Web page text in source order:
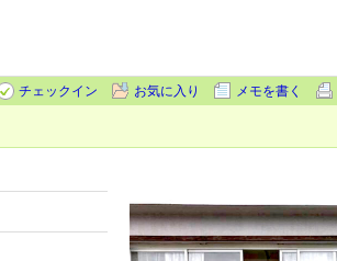
チェックイン お気に入り メモを書く